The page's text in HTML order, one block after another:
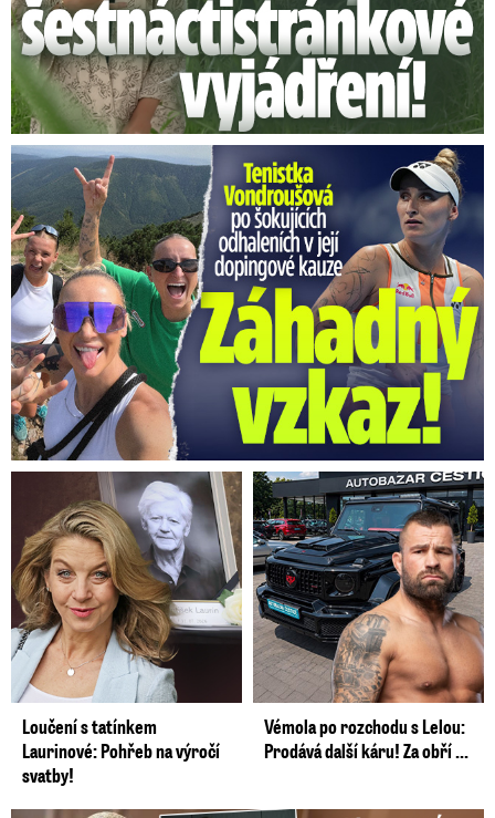
Vondroušová po šokujících odhaleních v kauze: Záhadný vzkaz!
Loučení s tatínkem
Laurinové: Pohřeb na výročí
svatby!
Vémola po rozchodu s Lelou:
Prodává další káru! Za obří ...